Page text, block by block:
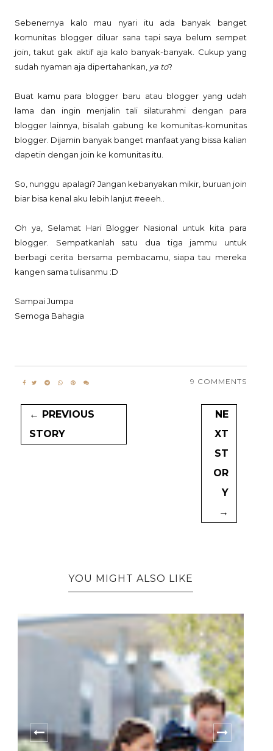
Sebenernya kalo mau nyari itu ada banyak banget
komunitas blogger diluar sana tapi saya belum sempet
join, takut gak aktif aja kalo banyak-banyak. Cukup yang
sudah nyaman aja dipertahankan, ya to?
Buat kamu para blogger baru atau blogger yang udah
lama dan ingin menjalin tali silaturahmi dengan para
blogger lainnya, bisalah gabung ke komunitas-komunitas
blogger. Dijamin banyak banget manfaat yang bissa kalian
dapetin dengan join ke komunitas itu.
So, nunggu apalagi? Jangan kebanyakan mikir, buruan join
biar bisa kenal aku lebih lanjut #eeeh..
Oh ya, Selamat Hari Blogger Nasional untuk kita para
blogger. Sempatkanlah satu dua tiga jammu untuk
berbagi cerita bersama pembacamu, siapa tau mereka
kangen sama tulisanmu :D
Sampai Jumpa
Semoga Bahagia
9 COMMENTS
← PREVIOUS
STORY
NE
XT
ST
OR
Y
→
YOU MIGHT ALSO LIKE